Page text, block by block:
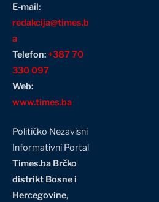
E-mail:
redakcija@times.b
a
Telefon:+387 70
330 097
Web:
www.times.ba
Političko Nezavisni
Informativni Portal
Times.ba Brčko
distrikt Bosne i
Hercegovine,